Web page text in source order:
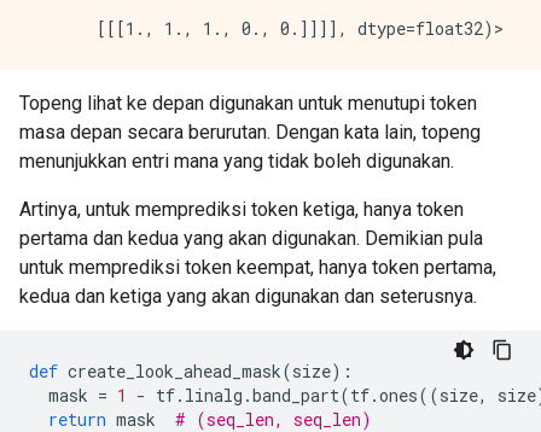
Topeng lihat ke depan digunakan untuk menutupi token
masa depan secara berurutan. Dengan kata lain, topeng
menunjukkan entri mana yang tidak boleh digunakan.
Artinya, untuk memprediksi token ketiga, hanya token
pertama dan kedua yang akan digunakan. Demikian pula
untuk memprediksi token keempat, hanya token pertama,
kedua dan ketiga yang akan digunakan dan seterusnya.
def create_look_ahead_mask(size):
mask = 1 - tf. linalg .band_part(tf.ones((size, size
return mask # (seq_len, seq_len)